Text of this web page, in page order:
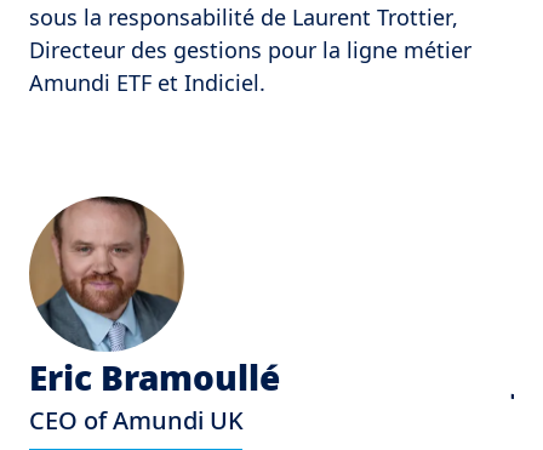
sous la responsabilité de Laurent Trottier,
Directeur des gestions pour la ligne métier
Amundi ETF et Indiciel.
Eric Bramoullé
CEO of Amundi UK